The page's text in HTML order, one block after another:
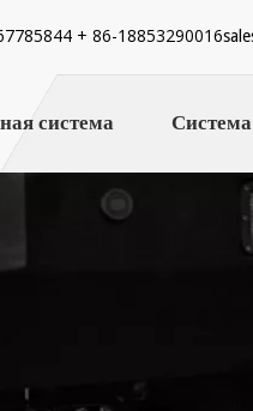
+ 86-18853290016
система